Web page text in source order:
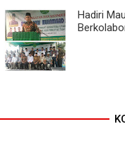
Hadiri